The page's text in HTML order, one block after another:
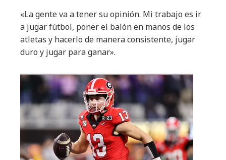
«La gente va a tener su opinión. Mi trabajo es ir
a jugar fútbol, ​​poner el balón en manos de los
atletas y hacerlo de manera consistente, jugar
duro y jugar para ganar».